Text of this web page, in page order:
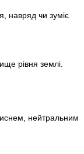
навряд чи зуміє
рівня землі.
нейтральним